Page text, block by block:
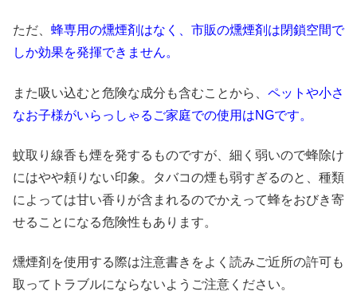
ただ、 蜂専用の燻煙剤はなく、市販の燻煙剤は閉鎖空間で
しか効果を発揮できません。
また吸い込むと危険な成分も含むことから、 ペットや小さ
なお子様がいらっしゃるご家庭での使用はNGです。
蚊取り線香も煙を発するものですが、細く弱いので蜂除け
にはやや頼りない印象。タバコの煙も弱すぎるのと、種類
によっては甘い香りが含まれるのでかえって蜂をおびき寄
せることになる危険性もあります。
燻煙剤を使用する際は注意書きをよく読みご近所の許可も
取ってトラブルにならないようご注意ください。